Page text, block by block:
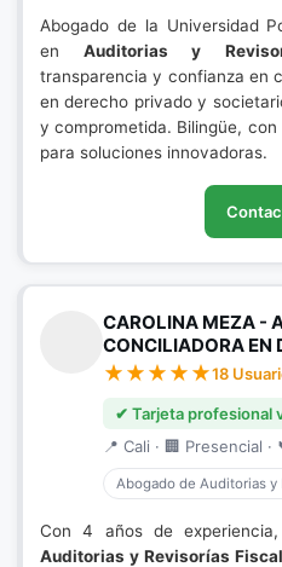
Abogado de la Universidad
enAuditorias y
transparencia y confianza en
en derecho privado y
y comprometida. Bilingüe,
para soluciones innovadoras.
CAROLINA MEZA -
CONCILIADORA EN
18
✔ Tarjeta profesional
📍 Cali · 🏢 Presencial
Abogado de Auditorias y
Con 4 años de
Auditorias y Revisorías